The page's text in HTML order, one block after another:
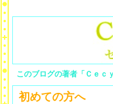
このブログの著者「Ｃｅｃ
初めての方へ